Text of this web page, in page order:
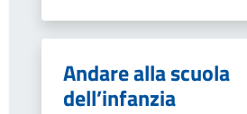
Andare alla scuola
dell’infanzia